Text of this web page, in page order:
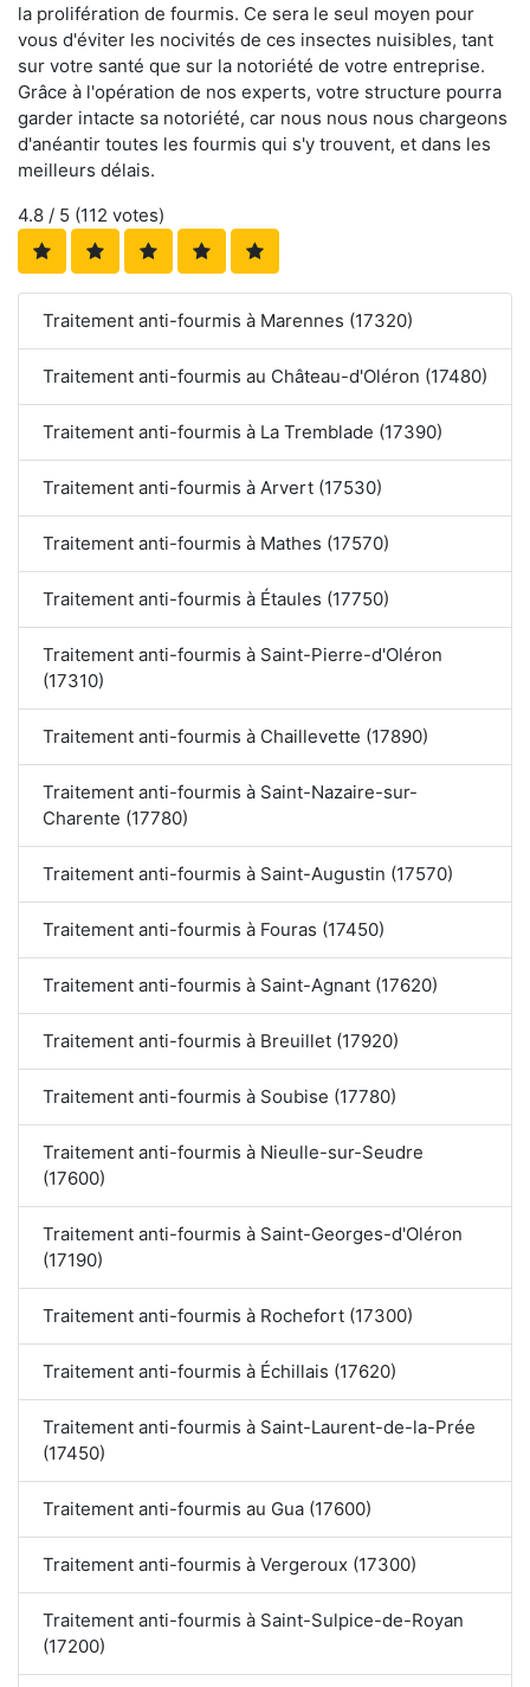
la prolifération de fourmis. Ce sera le seul moyen pour
vous d'éviter les nocivités de ces insectes nuisibles, tant
sur votre santé que sur la notoriété de votre entreprise.
Grâce à l'opération de nos experts, votre structure pourra
garder intacte sa notoriété, car nous nous nous chargeons
d'anéantir toutes les fourmis qui s'y trouvent, et dans les
meilleurs délais.
4.8 / 5 (112 votes)
Traitement anti-fourmis à Marennes (17320)
Traitement anti-fourmis au Château-d'Oléron (17480)
Traitement anti-fourmis à La Tremblade (17390)
Traitement anti-fourmis à Arvert (17530)
Traitement anti-fourmis à Mathes (17570)
Traitement anti-fourmis à Étaules (17750)
Traitement anti-fourmis à Saint-Pierre-d'Oléron
(17310)
Traitement anti-fourmis à Chaillevette (17890)
Traitement anti-fourmis à Saint-Nazaire-sur-
Charente (17780)
Traitement anti-fourmis à Saint-Augustin (17570)
Traitement anti-fourmis à Fouras (17450)
Traitement anti-fourmis à Saint-Agnant (17620)
Traitement anti-fourmis à Breuillet (17920)
Traitement anti-fourmis à Soubise (17780)
Traitement anti-fourmis à Nieulle-sur-Seudre
(17600)
Traitement anti-fourmis à Saint-Georges-d'Oléron
(17190)
Traitement anti-fourmis à Rochefort (17300)
Traitement anti-fourmis à Échillais (17620)
Traitement anti-fourmis à Saint-Laurent-de-la-Prée
(17450)
Traitement anti-fourmis au Gua (17600)
Traitement anti-fourmis à Vergeroux (17300)
Traitement anti-fourmis à Saint-Sulpice-de-Royan
(17200)